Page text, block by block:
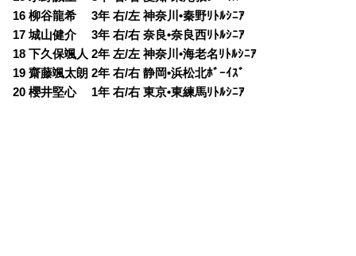
16 柳谷龍希 3年 右/左 神奈川•秦野ﾘﾄﾙｼﾆｱ
17 城山健介 3年 右/右 奈良•奈良西ﾘﾄﾙｼﾆｱ
18 下久保颯人 2年 左/左 神奈川•海老名ﾘﾄﾙｼﾆｱ
19 齋藤颯太朗 2年 右/右 静岡•浜松北ﾎﾞｰｲｽﾞ
20 櫻井堅心 1年 右/右 東京•東練馬ﾘﾄﾙｼﾆｱ